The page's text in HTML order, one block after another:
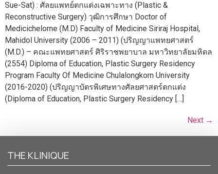
Sue-Sat) : ศัลยแพทย์ตกแต่งเฉพาะทาง (Plastic &
Reconstructive Surgery) วุฒิการศึกษา Doctor of
Medicichelorne (M.D) Faculty of Medicine Siriraj Hospital,
Mahidol University (2006 – 2011) (ปริญญาแพทยศาสตร์
(M.D.) – คณะแพทยศาสตร์ ศิริราชพยาบาล มหาวิทยาลัยมหิดล
(2554) Diploma of Education, Plastic Surgery Residency
Program Faculty Of Medicine Chulalongkorn University
(2016-2020) (ปริญญาบัตรพิเศษทางศัลยศาสตร์ตกแต่ง
(Diploma of Education, Plastic Surgery Residency […]
Next →
THE KLINIQUE